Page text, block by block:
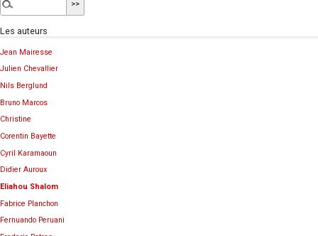
Les auteurs
Jean Mairesse
Julien Chevallier
Nils Berglund
Bruno Marcos
Christine
Corentin Bayette
Cyril Karamaoun
Didier Auroux
Eliahou Shalom
Fabrice Planchon
Fernuando Peruani